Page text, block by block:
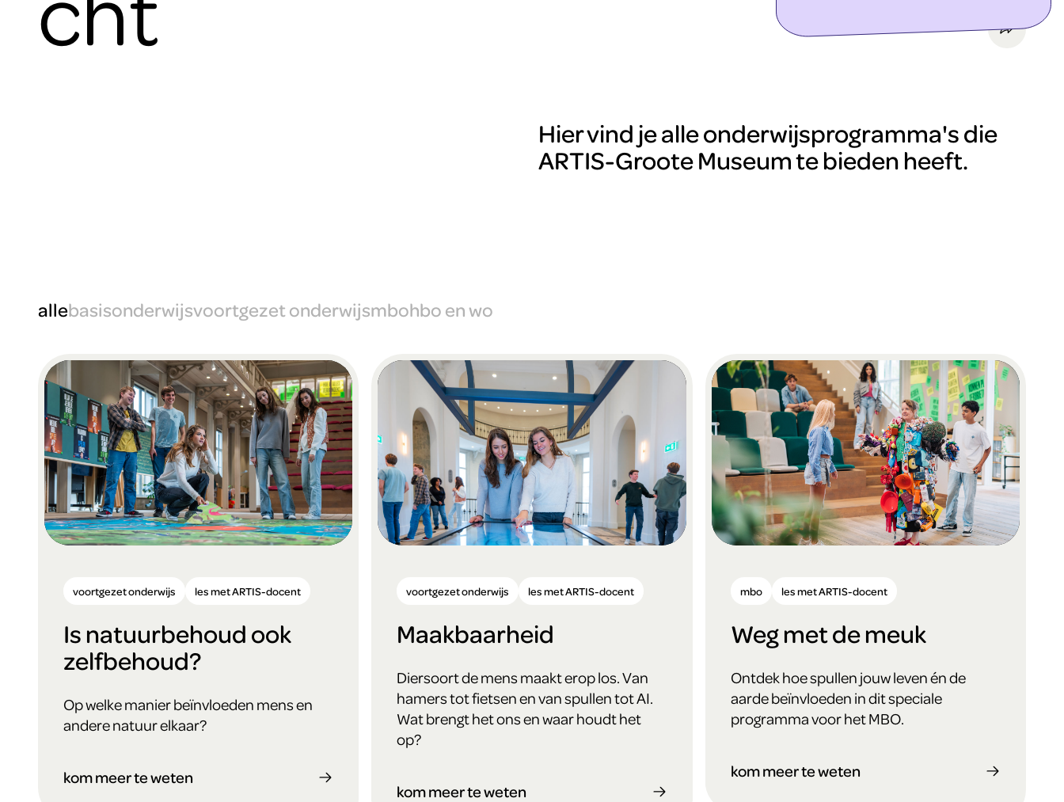
Hier vind je alle onderwijsprogramma's die
ARTIS-Groote Museum te bieden heeft.
allebasisonderwijsvoortgezet onderwijsmbohbo en wo
Is natuurbehoud ook
zelfbehoud?
voortgezet onderwijs les met ARTIS-docent
Op welke manier beïnvloeden mens en
andere natuur elkaar?
kom meer te weten
Maakbaarheid
voortgezet onderwijs les met ARTIS-docent
Diersoort de mens maakt erop los. Van
hamers tot fietsen en van spullen tot AI.
Wat brengt het ons en waar houdt het
op?
kom meer te weten
Weg met de meuk
mbo les met ARTIS-docent
Ontdek hoe spullen jouw leven én de
aarde beïnvloeden in dit speciale
programma voor het MBO.
kom meer te weten